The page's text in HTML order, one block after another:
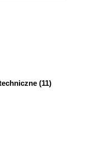
(11)
i ich znaczenie